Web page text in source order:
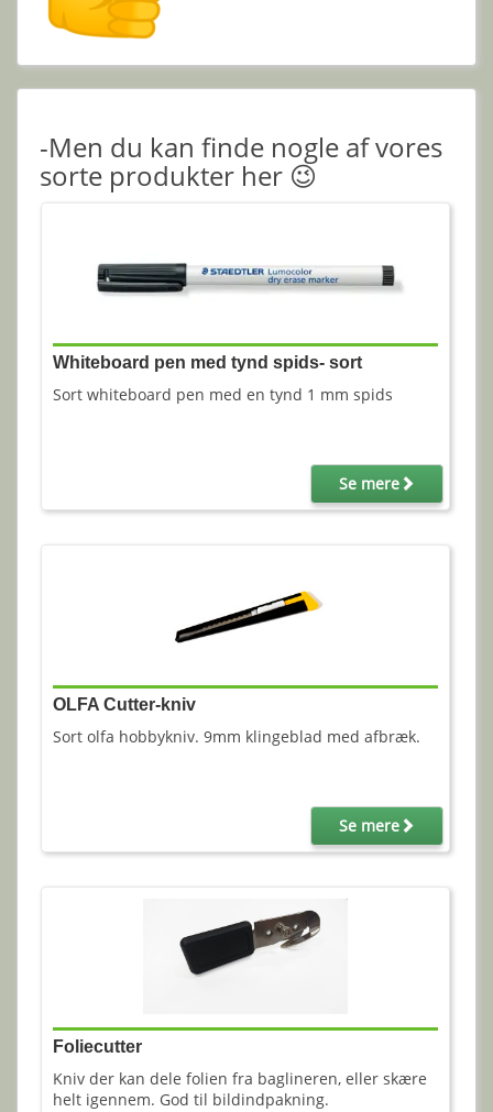
-Men du kan finde nogle af vores
sorte produkter her 😉
Whiteboard pen med tynd spids- sort
Sort whiteboard pen med en tynd 1 mm spids
Se mere
OLFA Cutter-kniv
Sort olfa hobbykniv. 9mm klingeblad med afbræk.
Se mere
Foliecutter
Kniv der kan dele folien fra baglineren, eller skære
helt igennem. God til bildindpakning.